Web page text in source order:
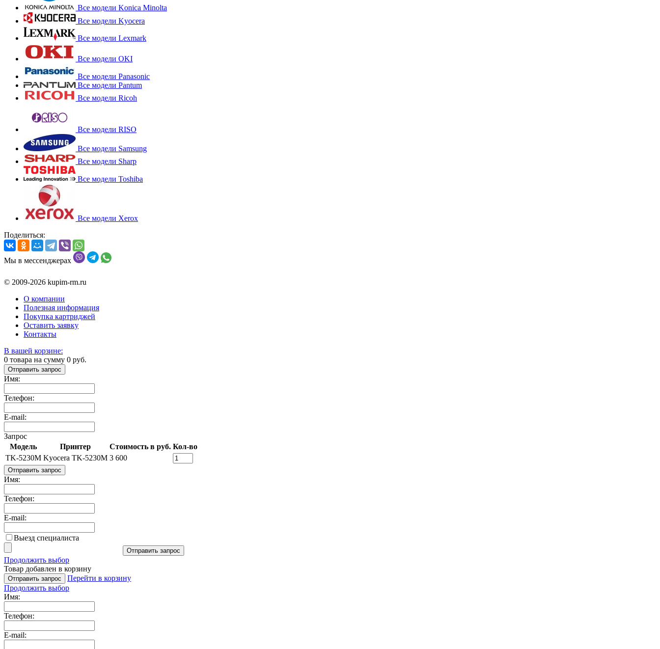
Все модели Konica Minolta
Все модели Kyocera
Все модели Lexmark
Все модели OKI
Все модели Panasonic
Все модели Pantum
Все модели Ricoh
Все модели RISO
Все модели Samsung
Все модели Sharp
Все модели Toshiba
Все модели Xerox
Поделиться:
Мы в мессенджерах
© 2009-2026 kupim-rm.ru
О компании
Полезная информация
Покупка картриджей
Оставить заявку
Контакты
В вашей корзине:
0 товара на сумму 0 руб.
Отправить запрос
Имя:
Телефон:
E-mail:
Запрос
Модель
Принтер Стоимость в руб. Кол-во
TK-5230M Kyocera TK-5230M 3 600
Отправить запрос
Имя:
Телефон:
E-mail:
Выезд специалиста
Отправить запрос
Продолжить выбор
Товар добавлен в корзину
Отправить запрос
Перейти в корзину
Продолжить выбор
Имя:
Телефон:
E-mail: